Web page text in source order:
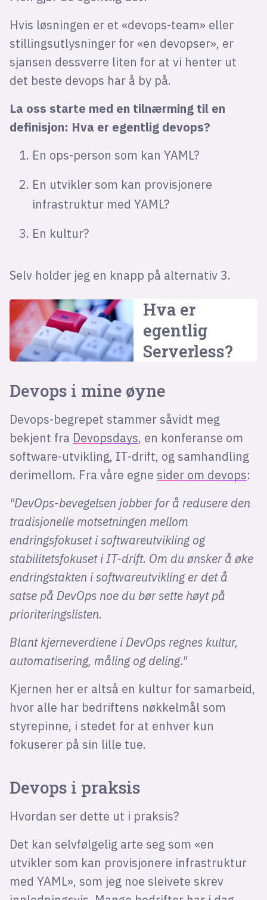
Hvis løsningen er et «devops-team» eller
stillingsutlysninger for «en devopser», er
sjansen dessverre liten for at vi henter ut
det beste devops har å by på.
La oss starte med en tilnærming til en
definisjon: Hva er egentlig devops?
En ops-person som kan YAML?
En utvikler som kan provisjonere
infrastruktur med YAML?
En kultur?
Selv holder jeg en knapp på alternativ 3.
Hva er
egentlig
Serverless?
Devops i mine øyne
Devops-begrepet stammer såvidt meg
bekjent fra Devopsdays, en konferanse om
software-utvikling, IT-drift, og samhandling
derimellom. Fra våre egne sider om devops:
"DevOps-bevegelsen jobber for å redusere den
tradisjonelle motsetningen mellom
endringsfokuset i softwareutvikling og
stabilitetsfokuset i IT-drift. Om du ønsker å øke
endringstakten i softwareutvikling er det å
satse på DevOps noe du bør sette høyt på
prioriteringslisten.
Blant kjerneverdiene i DevOps regnes kultur,
automatisering, måling og deling."
Kjernen her er altså en kultur for samarbeid,
hvor alle har bedriftens nøkkelmål som
styrepinne, i stedet for at enhver kun
fokuserer på sin lille tue.
Devops i praksis
Hvordan ser dette ut i praksis?
Det kan selvfølgelig arte seg som «en
utvikler som kan provisjonere infrastruktur
med YAML», som jeg noe sleivete skrev